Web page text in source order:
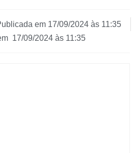
em 17/09/2024 às 11:35
17/09/2024 às 11:35